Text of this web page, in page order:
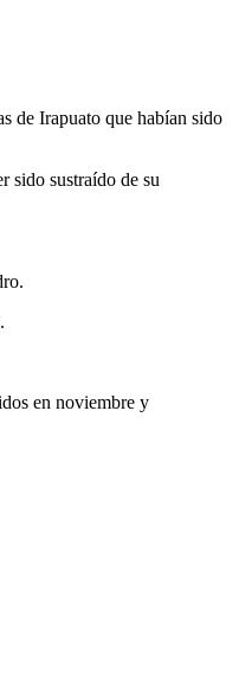
de Irapuato que habían sido
sido sustraído de su
en noviembre y